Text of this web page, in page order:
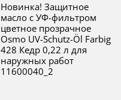
Новинка! Защитное
масло с УФ-фильтром
цветное прозрачное
Osmo UV-Schutz-Öl Farbig
428 Кедр 0,22 л для
наружных работ
11600040_2